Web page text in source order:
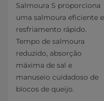
Salmoura S proporciona
uma salmoura eficiente e
resfriamento rápido.
Tempo de salmoura
reduzido, absorção
máxima de sal e
manuseio cuidadoso de
blocos de queijo.